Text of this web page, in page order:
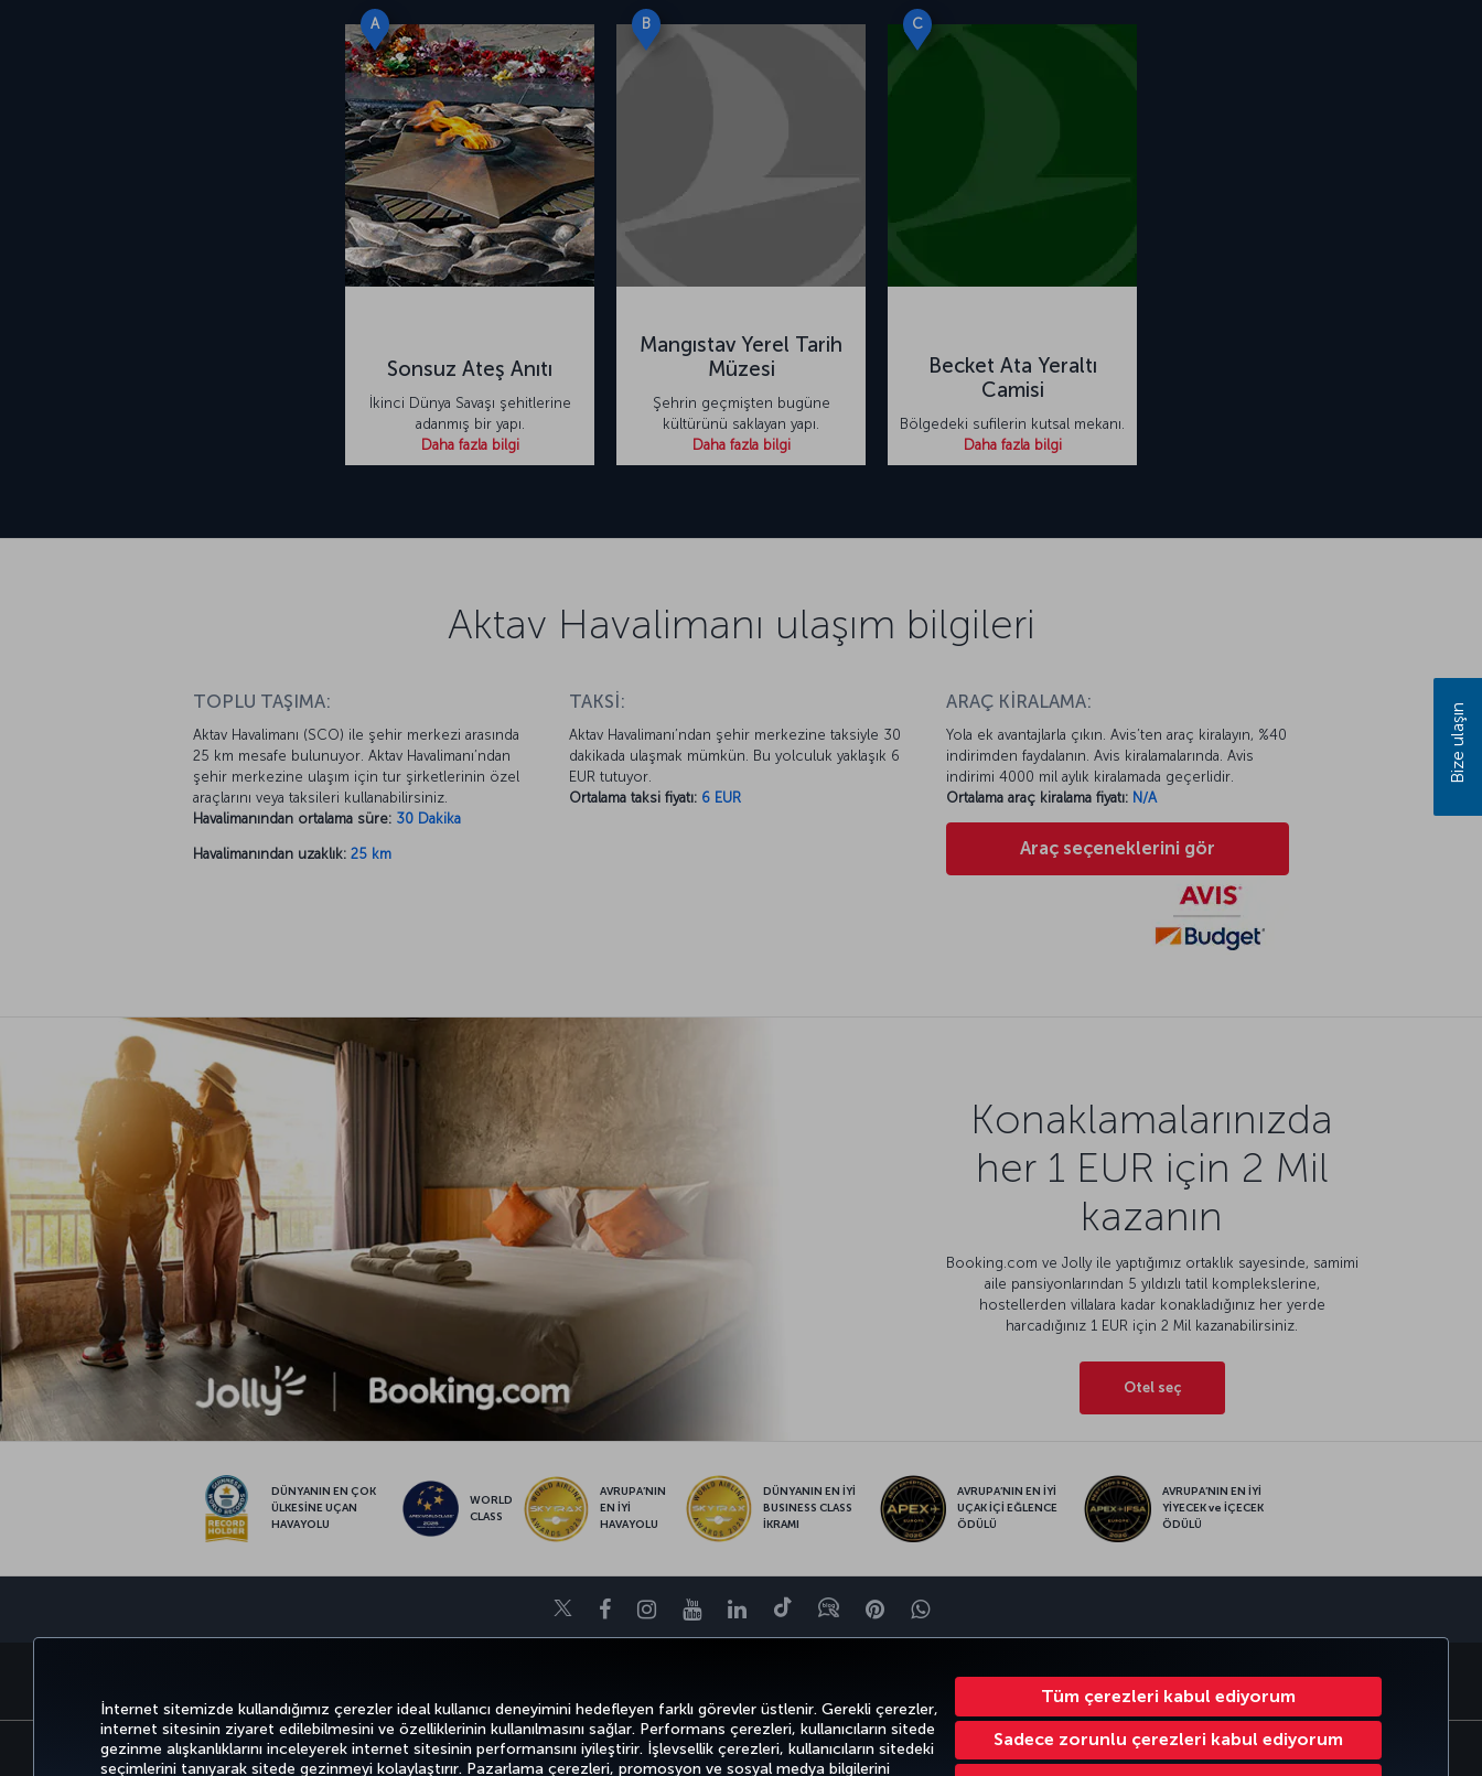
İnternet sitemizde kullandığımız çerezler ideal kullanıcı deneyimini hedefleyen farklı görevler üstlenir. Gerekli çerezler,
internet sitesinin ziyaret edilebilmesini ve özelliklerinin kullanılmasını sağlar. Performans çerezleri, kullanıcıların sitede
gezinme alışkanlıklarını inceleyerek internet sitesinin performansını iyileştirir. İşlevsellik çerezleri, kullanıcıların sitedeki
seçimlerini tanıyarak sitede gezinmeyi kolaylaştırır. Pazarlama çerezleri, promosyon ve sosyal medya bilgilerini
Tüm çerezleri kabul ediyorum
Sadece zorunlu çerezleri kabul ediyorum
A
Sonsuz Ateş Anıtı
İkinci Dünya Savaşı şehitlerine
adanmış bir yapı.
Daha fazla bilgi
B
Mangıstav Yerel Tarih
Müzesi
Şehrin geçmişten bugüne
kültürünü saklayan yapı.
Daha fazla bilgi
C
Becket Ata Yeraltı
Camisi
Bölgedeki sufilerin kutsal mekanı.
Daha fazla bilgi
Aktav Havalimanı ulaşım bilgileri
TOPLU TAŞIMA:
Aktav Havalimanı (SCO) ile şehir merkezi arasında
25 km mesafe bulunuyor. Aktav Havalimanı’ndan
şehir merkezine ulaşım için tur şirketlerinin özel
araçlarını veya taksileri kullanabilirsiniz.
Havalimanından ortalama süre: 30 Dakika
Havalimanından uzaklık: 25 km
TAKSİ:
Aktav Havalimanı’ndan şehir merkezine taksiyle 30
dakikada ulaşmak mümkün. Bu yolculuk yaklaşık 6
EUR tutuyor.
Ortalama taksi fiyatı: 6 EUR
ARAÇ KİRALAMA:
Yola ek avantajlarla çıkın. Avis’ten araç kiralayın, %40
indirimden faydalanın. Avis kiralamalarında. Avis
indirimi 4000 mil aylık kiralamada geçerlidir.
Ortalama araç kiralama fiyatı: N/A
Araç seçeneklerini gör
Konaklamalarınızda
her 1 EUR için 2 Mil
kazanın
Booking.com ve Jolly ile yaptığımız ortaklık sayesinde, samimi
aile pansiyonlarından 5 yıldızlı tatil komplekslerine,
hostellerden villalara kadar konakladığınız her yerde
harcadığınız 1 EUR için 2 Mil kazanabilirsiniz.
Otel seç
DÜNYANIN EN ÇOK
ÜLKESİNE UÇAN
HAVAYOLU
WORLD
CLASS
AVRUPA’NIN
EN İYİ
HAVAYOLU
DÜNYANIN EN İYİ
BUSINESS CLASS
İKRAMI
AVRUPA’NIN EN İYİ
UÇAK İÇİ EĞLENCE
ÖDÜLÜ
AVRUPA’NIN EN İYİ
YİYECEK ve İÇECEK
ÖDÜLÜ
TwitterFacebookInstagram
YoutubeLinkedIn
TiktokBlogPinterestWhatsapp
CORPORATE CLUB TÜRK HAVA YOLLARI
Bilgi Toplumu Hizmetleri Erişilebilirlik Gizlilik ve Çerez Politikası Yasal Uyarı Yolcu Hakları
Bize ulaşın